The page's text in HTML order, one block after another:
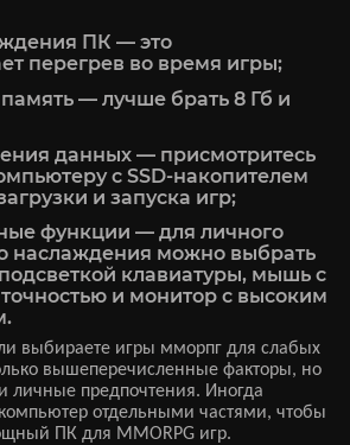
ПК — это
перегрев во время игры;
— лучше брать 8 Гб и
данных — присмотритесь
с SSD-накопителем
и запуска игр;
функции — для личного
наслаждения можно выбрать
клавиатуры, мышь с
и монитор с высоким
выбираете игры мморпг для слабых
вышеперечисленные факторы, но
личные предпочтения. Иногда
отдельными частями, чтобы
ПК для MMORPG игр.